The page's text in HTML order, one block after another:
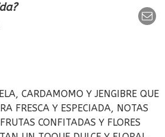
CARDAMOMO Y JENGIBRE QUE
FRESCA Y ESPECIADA, NOTAS
CONFITADAS Y FLORES